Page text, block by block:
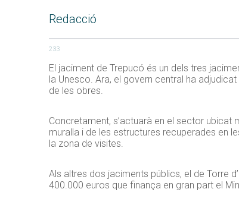
Redacció
233
El jaciment de Trepucó és un dels tres
la Unesco. Ara, el govern central ha
de les obres.
Concretament, s’actuarà en el sector
muralla i de les estructures recuperades en
la zona de visites.
Als altres dos jaciments públics, el de Torre
400.000 euros que finança en gran part el